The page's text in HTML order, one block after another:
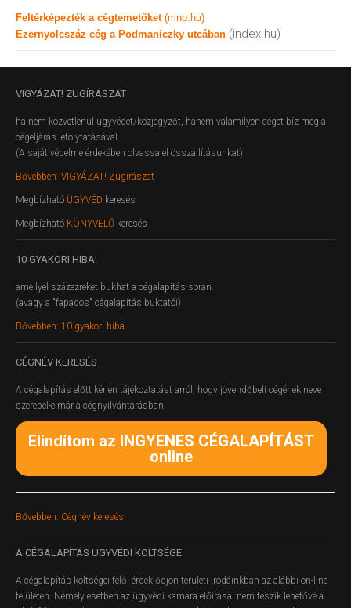
Feltérképezték a cégtemetőket (mno.hu)
Ezernyolcszáz cég a Podmaniczky utcában (index.hu)
VIGYÁZAT! ZUGÍRÁSZAT
ha nem közvetlenül ügyvédet/közjegyzőt, hanem valamilyen céget bíz meg a
cégeljárás lefolytatásával.
(A saját védelme érdekében olvassa el összállításunkat)
Bővebben: VIGYÁZAT! Zugírászat
Megbízható ÜGYVÉD keresés
Megbízható KÖNYVELŐ keresés
10 GYAKORI HIBA!
amellyel százezreket bukhat a cégalapítás során.
(avagy a "fapados" cégalapítás buktatói)
Bővebben: 10 gyakori hiba
CÉGNÉV KERESÉS
A cégalapítás előtt kérjen tájékoztatást arról, hogy jövendőbeli cégének neve
szerepel-e már a cégnyilvántarásban.
Elindítom az INGYENES CÉGALAPÍTÁST
online
Bővebben: Cégnév keresés
A CÉGALAPÍTÁS ÜGYVÉDI KÖLTSÉGE
A cégalapítás költségei felől érdeklődjön területi irodáinkban az alábbi on-line
felületen. Némely esetben az ügyvédi kamara előírásai nem teszik lehetővé a